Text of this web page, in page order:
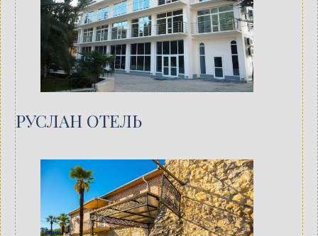
РУСЛАН ОТЕЛЬ